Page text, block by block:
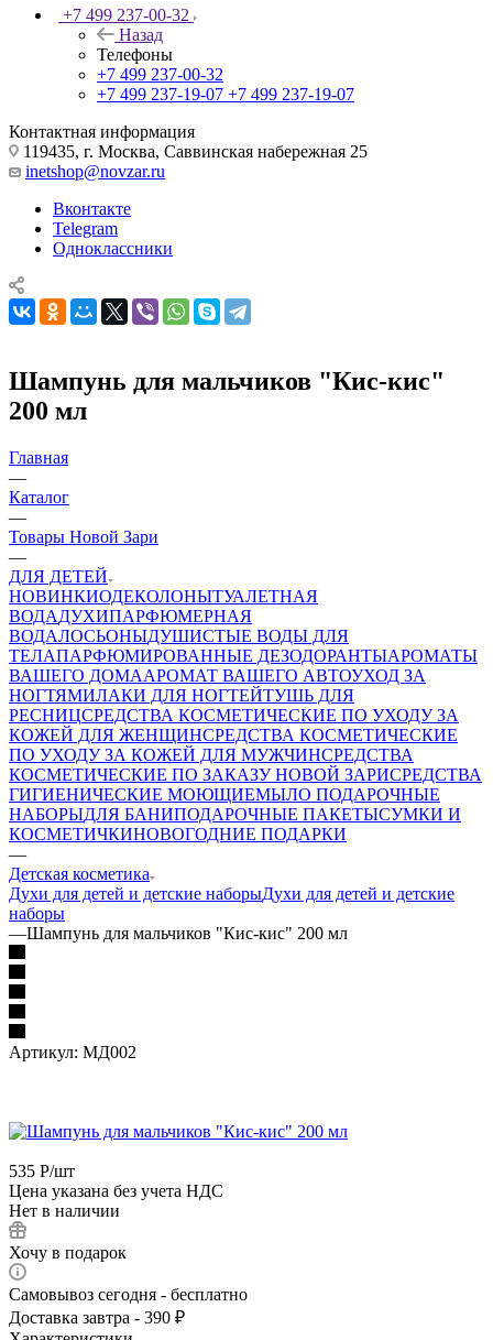
+7 499 237-00-32
Назад
Телефоны
+7 499 237-00-32
+7 499 237-19-07 +7 499 237-19-07
Контактная информация
119435, г. Москва, Саввинская набережная 25
inetshop@novzar.ru
Вконтакте
Telegram
Одноклассники
Шампунь для мальчиков "Кис-кис"
200 мл
Главная
—
Каталог
—
Товары Новой Зари
—
ДЛЯ ДЕТЕЙ
НОВИНКИОДЕКОЛОНЫТУАЛЕТНАЯ
ВОДАДУХИПАРФЮМЕРНАЯ
ВОДАЛОСЬОНЫДУШИСТЫЕ ВОДЫ ДЛЯ
ТЕЛАПАРФЮМИРОВАННЫЕ ДЕЗОДОРАНТЫАРОМАТЫ
ВАШЕГО ДОМААРОМАТ ВАШЕГО АВТОУХОД ЗА
НОГТЯМИЛАКИ ДЛЯ НОГТЕЙТУШЬ ДЛЯ
РЕСНИЦСРЕДСТВА КОСМЕТИЧЕСКИЕ ПО УХОДУ ЗА
КОЖЕЙ ДЛЯ ЖЕНЩИНСРЕДСТВА КОСМЕТИЧЕСКИЕ
ПО УХОДУ ЗА КОЖЕЙ ДЛЯ МУЖЧИНСРЕДСТВА
КОСМЕТИЧЕСКИЕ ПО ЗАКАЗУ НОВОЙ ЗАРИСРЕДСТВА
ГИГИЕНИЧЕСКИЕ МОЮЩИЕМЫЛО ПОДАРОЧНЫЕ
НАБОРЫДЛЯ БАНИПОДАРОЧНЫЕ ПАКЕТЫСУМКИ И
КОСМЕТИЧКИНОВОГОДНИЕ ПОДАРКИ
—
Детская косметика
Духи для детей и детские наборыДухи для детей и детские
наборы
—Шампунь для мальчиков "Кис-кис" 200 мл
Артикул: МД002
535 Р/шт
Цена указана без учета НДС
Нет в наличии
Хочу в подарок
Самовывоз сегодня - бесплатно
Доставка завтра - 390 ₽